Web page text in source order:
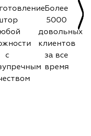
с
Более
5000
довольных
клиентов
за все
время